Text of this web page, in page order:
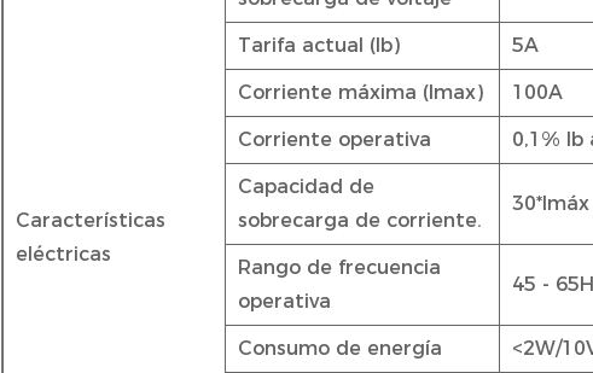
Características
eléctricas
Tarifa actual (Ib) 5A
Corriente máxima (Imax) 100A
Corriente operativa 0,1% Ib
Capacidad de
sobrecarga de corriente.
Rango de frecuencia
operativa
45 -
Consumo de energía <2W/